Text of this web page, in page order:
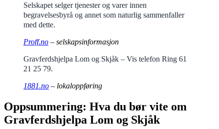
Selskapet selger tjenester og varer innen
begravelsesbyrå og annet som naturlig sammenfaller
med dette.
Proff.no – selskapsinformasjon
Gravferdshjelpa Lom og Skjåk – Vis telefon Ring 61
21 25 79.
1881.no – lokaloppføring
Oppsummering: Hva du bør vite om
Gravferdshjelpa Lom og Skjåk